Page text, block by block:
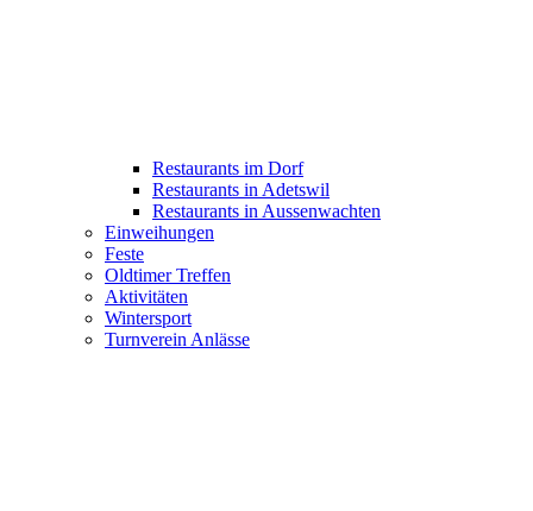
Restaurants im Dorf
Restaurants in Adetswil
Restaurants in Aussenwachten
Einweihungen
Feste
Oldtimer Treffen
Aktivitäten
Wintersport
Turnverein Anlässe